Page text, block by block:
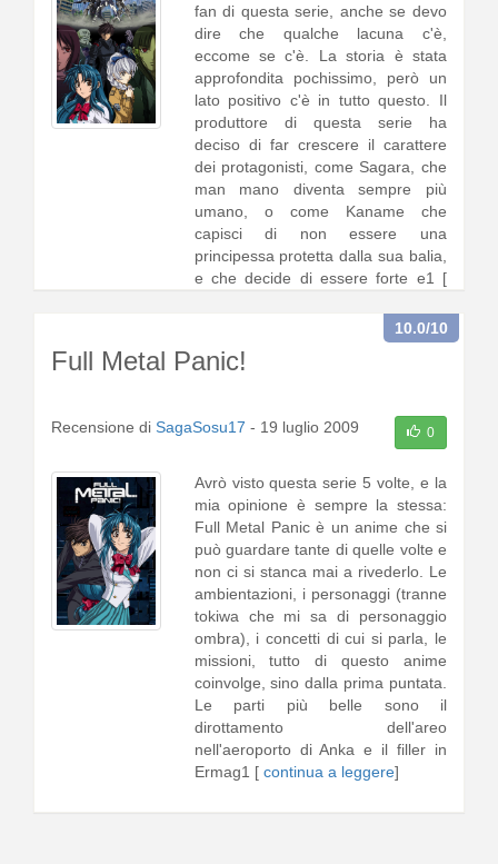
fan di questa serie, anche se devo
dire che qualche lacuna c'è,
eccome se c'è. La storia è stata
approfondita pochissimo, però un
lato positivo c'è in tutto questo. Il
produttore di questa serie ha
deciso di far crescere il carattere
dei protagonisti, come Sagara, che
man mano diventa sempre più
umano, o come Kaname che
capisci di non essere una
principessa protetta dalla sua balia,
e che decide di essere forte e1 [
Full Metal Panic!
10.0/10
Recensione di SagaSosu17 - 19 luglio 2009 0
Avrò visto questa serie 5 volte, e la
mia opinione è sempre la stessa:
Full Metal Panic è un anime che si
può guardare tante di quelle volte e
non ci si stanca mai a rivederlo. Le
ambientazioni, i personaggi (tranne
tokiwa che mi sa di personaggio
ombra), i concetti di cui si parla, le
missioni, tutto di questo anime
coinvolge, sino dalla prima puntata.
Le parti più belle sono il
dirottamento dell'areo
nell'aeroporto di Anka e il filler in
Ermag1 [ continua a leggere]